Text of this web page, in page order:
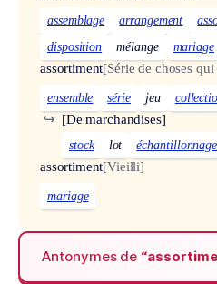
assemblage arrangement
disposition
mélange mariage
assortiment[Série de choses
ensemble série jeu
[De marchandises]
↪
stock lot échantillonnage
assortiment[Vieilli]
mariage
Antonymes de